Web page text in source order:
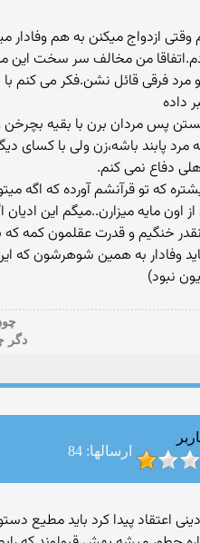
من مخالف سر سخت
فرقی قائل نشن.فكر می كنم با
پس مردان برن با بقیه بچرخن و
دفاع نمی كنم.
اون مایه میزارن..میگم این
خنگیم و قدرت عقلمون كمه كه
وفادار به همین شوهرشون كه
نبود)
دگر
ارسالها: 84
اعتقاد پیدا کرد باید مطیع